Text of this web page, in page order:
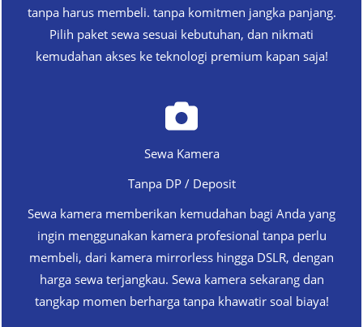
tanpa harus membeli. tanpa komitmen jangka panjang.
Pilih paket sewa sesuai kebutuhan, dan nikmati
kemudahan akses ke teknologi premium kapan saja!
Sewa Kamera
Tanpa DP / Deposit
Sewa kamera memberikan kemudahan bagi Anda yang
ingin menggunakan kamera profesional tanpa perlu
membeli, dari kamera mirrorless hingga DSLR, dengan
harga sewa terjangkau. Sewa kamera sekarang dan
tangkap momen berharga tanpa khawatir soal biaya!